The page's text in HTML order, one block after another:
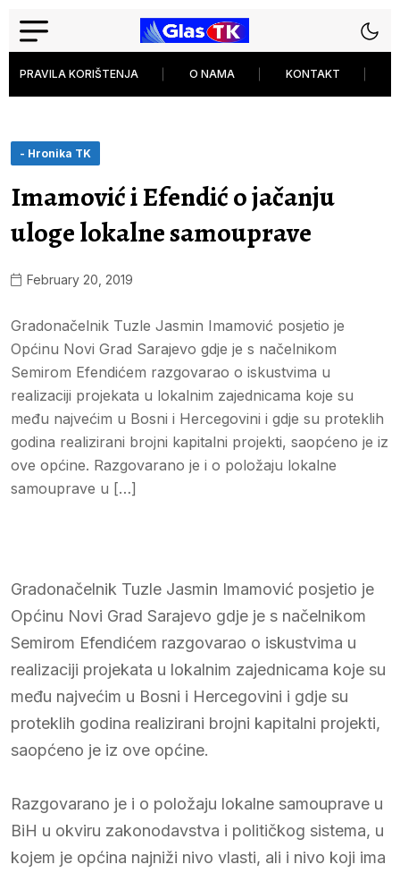
PRAVILA KORIŠTENJA O NAMA KONTAKT
- Hronika TK
Imamović i Efendić o jačanju
uloge lokalne samouprave
February 20, 2019
Gradonačelnik Tuzle Jasmin Imamović posjetio je
Općinu Novi Grad Sarajevo gdje je s načelnikom
Semirom Efendićem razgovarao o iskustvima u
realizaciji projekata u lokalnim zajednicama koje su
među najvećim u Bosni i Hercegovini i gdje su proteklih
godina realizirani brojni kapitalni projekti, saopćeno je iz
ove općine. Razgovarano je i o položaju lokalne
samouprave u […]
Gradonačelnik Tuzle Jasmin Imamović posjetio je
Općinu Novi Grad Sarajevo gdje je s načelnikom
Semirom Efendićem razgovarao o iskustvima u
realizaciji projekata u lokalnim zajednicama koje su
među najvećim u Bosni i Hercegovini i gdje su
proteklih godina realizirani brojni kapitalni projekti,
saopćeno je iz ove općine.
Razgovarano je i o položaju lokalne samouprave u
BiH u okviru zakonodavstva i političkog sistema, u
kojem je općina najniži nivo vlasti, ali i nivo koji ima